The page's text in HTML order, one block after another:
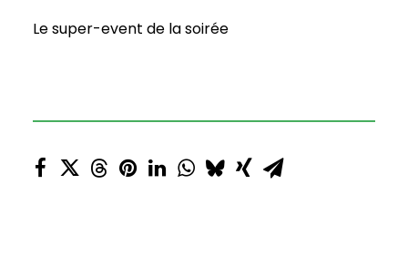
Le super-event de la soirée